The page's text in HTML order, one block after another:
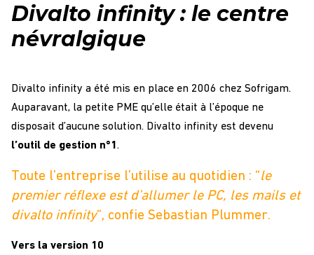
Divalto infinity : le centre
névralgique
Divalto infinity a été mis en place en 2006 chez Sofrigam.
Auparavant, la petite PME qu’elle était à l’époque ne
disposait d’aucune solution. Divalto infinity est devenu
l’outil de gestion n°1.
Toute l’entreprise l’utilise au quotidien : “le
premier réflexe est d’allumer le PC, les mails et
divalto infinity“, confie Sebastian Plummer.
Vers la version 10